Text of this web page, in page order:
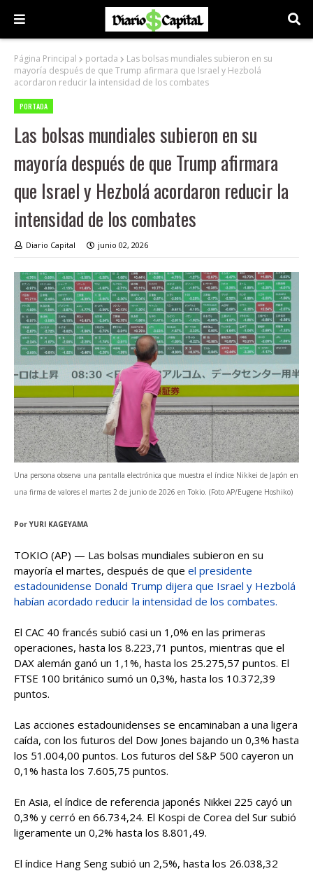
Página Principal portada
Las bolsas mundiales subieron en su
mayoría después de que Trump afirmara que Israel y Hezbolá
acordaron reducir la intensidad de los combates
PORTADA
Las bolsas mundiales subieron en su
mayoría después de que Trump afirmara
que Israel y Hezbolá acordaron reducir la
intensidad de los combates
Diario Capital junio 02, 2026
Una persona observa una pantalla electrónica que muestra el índice Nikkei de Japón en
una firma de valores el martes 2 de junio de 2026 en Tokio. (Foto AP/Eugene Hoshiko)
PorYURI KAGEYAMA
TOKIO (AP) — Las bolsas mundiales subieron en su
mayoría el martes, después de que el presidente
estadounidense Donald Trump dijera que Israel y Hezbolá
habían acordado reducir la intensidad de los combates.
El CAC 40 francés subió casi un 1,0% en las primeras
operaciones, hasta los 8.223,71 puntos, mientras que el
DAX alemán ganó un 1,1%, hasta los 25.275,57 puntos. El
FTSE 100 británico sumó un 0,3%, hasta los 10.372,39
puntos.
Las acciones estadounidenses se encaminaban a una ligera
caída, con los futuros del Dow Jones bajando un 0,3% hasta
los 51.004,00 puntos. Los futuros del S&P 500 cayeron un
0,1% hasta los 7.605,75 puntos.
En Asia, el índice de referencia japonés Nikkei 225 cayó un
0,3% y cerró en 66.734,24. El Kospi de Corea del Sur subió
ligeramente un 0,2% hasta los 8.801,49.
El índice Hang Seng subió un 2,5%, hasta los 26.038,32